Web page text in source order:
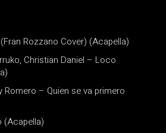
Rozzano Cover) (Acapella)
Christian Daniel – Loco
Romero – Quien se va primero
(Acapella)